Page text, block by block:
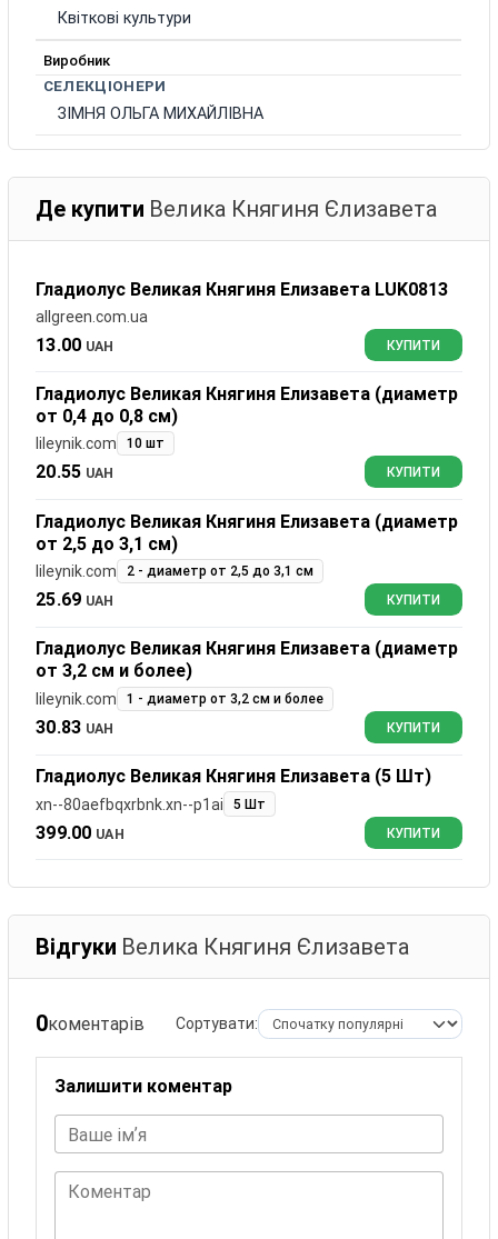
Квіткові культури
Виробник
СЕЛЕКЦІОНЕРИ
ЗІМНЯ ОЛЬГА МИХАЙЛІВНА
Де купити Велика Княгиня Єлизавета
Гладиолус Великая Княгиня Елизавета LUK0813
allgreen.com.ua
13.00 UAH КУПИТИ
Гладиолус Великая Княгиня Елизавета (диаметр
от 0,4 до 0,8 см)
lileynik.com 10 шт
20.55 UAH КУПИТИ
Гладиолус Великая Княгиня Елизавета (диаметр
от 2,5 до 3,1 см)
lileynik.com 2 - диаметр от 2,5 до 3,1 см
25.69 UAH КУПИТИ
Гладиолус Великая Княгиня Елизавета (диаметр
от 3,2 см и более)
lileynik.com 1 - диаметр от 3,2 см и более
30.83 UAH КУПИТИ
Гладиолус Великая Княгиня Елизавета (5 Шт)
xn--80aefbqxrbnk.xn--p1ai 5 Шт
399.00 UAH КУПИТИ
Відгуки Велика Княгиня Єлизавета
0коментарів Сортувати:
Залишити коментар
Ваше імʼя
Коментар